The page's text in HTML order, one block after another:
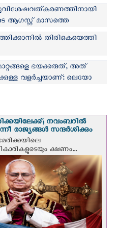
ആഗസ്റ്റ് മാസത്തെ
തിരികെയെത്തി
ഭയക്കരുത്, അത്
വളർച്ചയാണ്: ലെയോ
നവംബറില്‍
രാജ്യങ്ങള്‍ സന്ദര്‍ശിക്കും
ക്ഷണം...